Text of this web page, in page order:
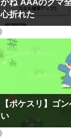
かね AAAのクマ
心折れた
【ポケスリ】ゴ
い